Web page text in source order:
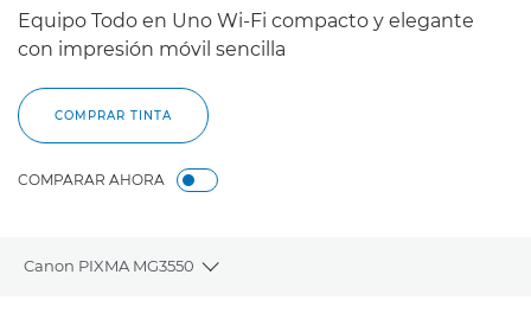
Equipo Todo en Uno Wi-Fi compacto y elegante
con impresión móvil sencilla
COMPRAR TINTA
COMPARAR AHORA
Canon PIXMA MG3550
Toggle breadcrumbs